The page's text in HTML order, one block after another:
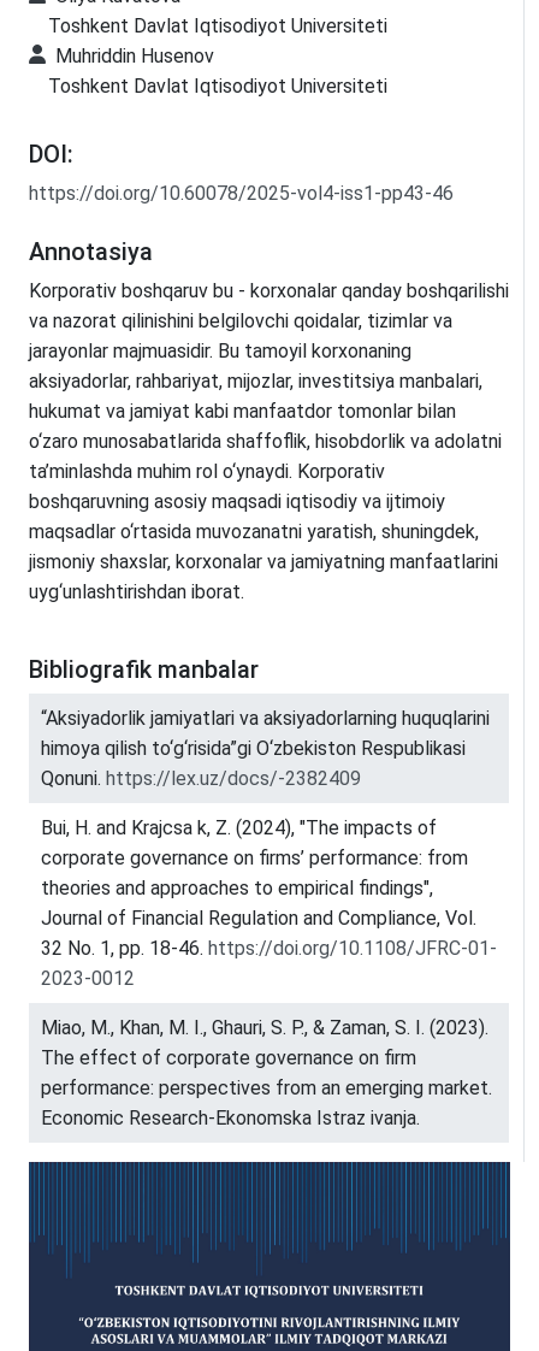
Toshkent Davlat Iqtisodiyot Universiteti
Muhriddin Husenov
Toshkent Davlat Iqtisodiyot Universiteti
DOI:
https://doi.org/10.60078/2025-vol4-iss1-pp43-46
Annotasiya
Korporativ boshqaruv bu - korxonalar qanday boshqarilishi
va nazorat qilinishini belgilovchi qoidalar, tizimlar va
jarayonlar majmuasidir. Bu tamoyil korxonaning
aksiyadorlar, rahbariyat, mijozlar, investitsiya manbalari,
hukumat va jamiyat kabi manfaatdor tomonlar bilan
o‘zaro munosabatlarida shaffoflik, hisobdorlik va adolatni
ta’minlashda muhim rol o‘ynaydi. Korporativ
boshqaruvning asosiy maqsadi iqtisodiy va ijtimoiy
maqsadlar o‘rtasida muvozanatni yaratish, shuningdek,
jismoniy shaxslar, korxonalar va jamiyatning manfaatlarini
uyg‘unlashtirishdan iborat.
Bibliografik manbalar
“Aksiyadorlik jamiyatlari va aksiyadorlarning huquqlarini
himoya qilish to‘g‘risida”gi O‘zbekiston Respublikasi
Qonuni. https://lex.uz/docs/-2382409
Bui, H. and Krajcsa k, Z. (2024), "The impacts of
corporate governance on firms’ performance: from
theories and approaches to empirical findings",
Journal of Financial Regulation and Compliance, Vol.
32 No. 1, pp. 18-46. https://doi.org/10.1108/JFRC-01-
2023-0012
Miao, M., Khan, M. I., Ghauri, S. P., & Zaman, S. I. (2023).
The effect of corporate governance on firm
performance: perspectives from an emerging market.
Economic Research-Ekonomska Istraz ivanja.